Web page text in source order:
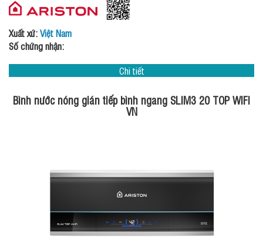
Xuất xứ:Việt Nam
Số chứng nhận:
Chi tiết
Bình nước nóng gián tiếp bình ngang SLIM3 20 TOP WIFI
VN